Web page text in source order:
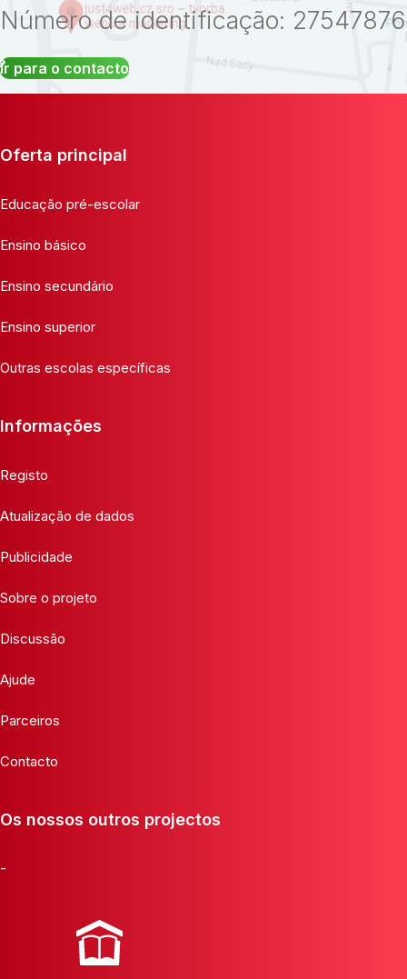
Número de identificação: 27547876
Ir para o contacto
Oferta principal
Educação pré-escolar
Ensino básico
Ensino secundário
Ensino superior
Outras escolas específicas
Informações
Registo
Atualização de dados
Publicidade
Sobre o projeto
Discussão
Ajude
Parceiros
Contacto
Os nossos outros projectos
-